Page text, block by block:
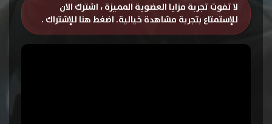
لا تفوت تجربة مزايا العضوية المميزة ، اشترك الان
للإستمتاع بتجربة مشاهدة خيالية. اضغط هنا للإشتراك .